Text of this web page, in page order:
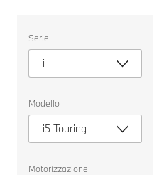
un
veicolo.
Serie
i
Modello
i5 Touring
Motorizzazione